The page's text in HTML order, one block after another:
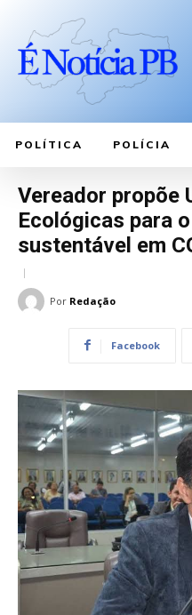
POLÍTICA POLÍCIA
Vereador propõe
Ecológicas para
sustentável em
Por Redação
Facebook